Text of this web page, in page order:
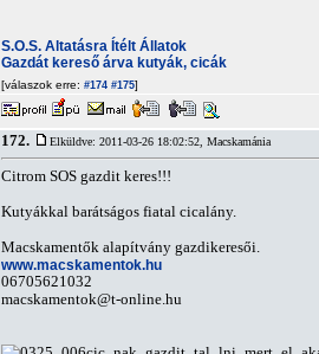
S.O.S. Altatásra Ítélt Állatok
Gazdát kereső árva kutyák, cicák
[válaszok erre: #174 #175]
172. Elküldve: 2011-03-26 18:02:52, Macskamánia
Citrom SOS gazdit keres!!!
Kutyákkal barátságos fiatal cicalány.
Macskamentők alapítvány gazdikeresői.
www.macskamentok.hu
06705621032
macskamentok@t-online.hu